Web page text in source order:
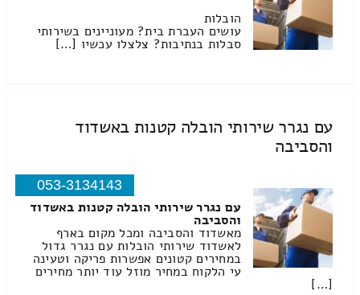
הובלות
עושים העברת בית? מעוניינים בשירותי
סבלות בנתיבות? צלצלו עכשיו […]
עם נגרר שירותי הובלה קטנות באשדוד
והסביבה
053-3134143
עם נגרר שירותי הובלה קטנות באשדוד
והסביבה
מאשדוד והסביבה ומכל מקום בארף
לאשדוד שירותי הובלות עם נגרר גדול
במחירים קטונים אפשרות פריקה וטעינה
עי הלקוח במחיר מוזל עוד יותר מחירים
[…]